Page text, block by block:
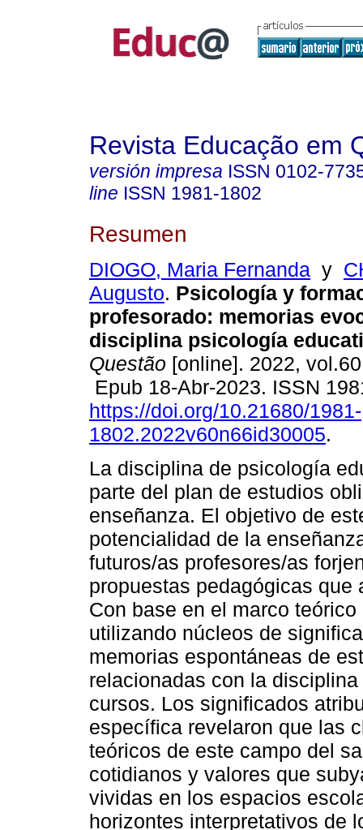
Revista Educação em
versión impresa ISSN 0102-
line ISSN 1981-1802
Resumen
DIOGO, Maria Fernanda y
Augusto. Psicología y
profesorado: memorias
disciplina psicología
Questão [online]. 2022,
Epub 18-Abr-2023. ISSN
https://doi.org/10.21680/1981-
1802.2022v60n66id30005.
La disciplina de psicología
parte del plan de estudios
enseñanza. El objetivo de
potencialidad de la
futuros/as profesores/as
propuestas pedagógicas
Con base en el marco
utilizando núcleos de
memorias espontáneas de
relacionadas con la
cursos. Los significados
específica revelaron que las
teóricos de este campo del
cotidianos y valores que
vividas en los espacios
horizontes interpretativos de